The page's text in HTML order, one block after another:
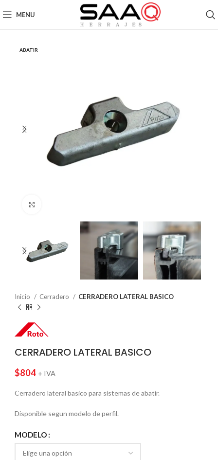
MENU
ABATIR
Inicio Cerradero CERRADERO LATERAL BASICO
CERRADERO LATERAL BASICO
$804 + IVA
Cerradero lateral basico para sistemas de abatir.
Disponible segun modelo de perfil.
MODELO